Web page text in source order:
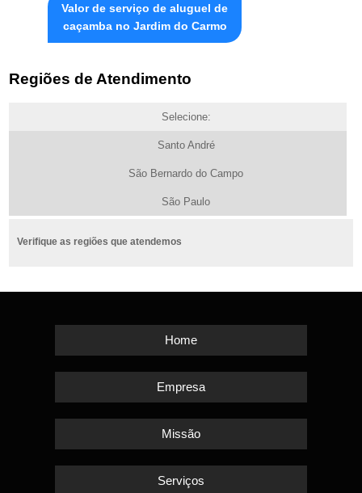
Valor de serviço de aluguel de
caçamba no Jardim do Carmo
Regiões de Atendimento
Selecione:
Santo André
São Bernardo do Campo
São Paulo
Verifique as regiões que atendemos
Home
Empresa
Missão
Serviços